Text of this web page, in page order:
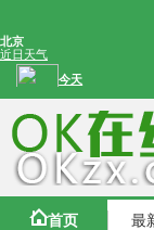
首页 最